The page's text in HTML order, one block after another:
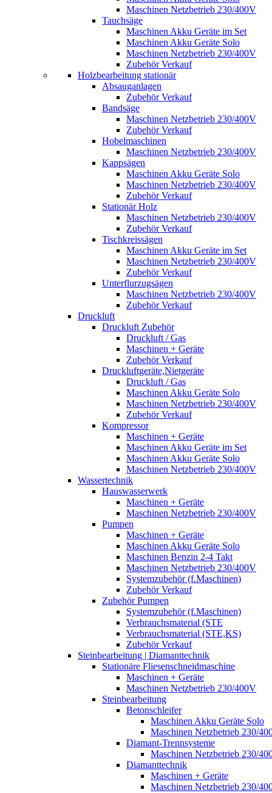
Maschinen Netzbetrieb 230/400V
Tauchsäge
Maschinen Akku Geräte im Set
Maschinen Akku Geräte Solo
Maschinen Netzbetrieb 230/400V
Zubehör Verkauf
Holzbearbeitung stationär
Absauganlagen
Zubehör Verkauf
Bandsäge
Maschinen Netzbetrieb 230/400V
Zubehör Verkauf
Hobelmaschinen
Maschinen Netzbetrieb 230/400V
Kappsägen
Maschinen Akku Geräte Solo
Maschinen Netzbetrieb 230/400V
Zubehör Verkauf
Stationär Holz
Maschinen Netzbetrieb 230/400V
Zubehör Verkauf
Tischkreissägen
Maschinen Akku Geräte im Set
Maschinen Netzbetrieb 230/400V
Zubehör Verkauf
Unterflurzugsägen
Maschinen Netzbetrieb 230/400V
Zubehör Verkauf
Druckluft
Druckluft Zubehör
Druckluft / Gas
Maschinen + Geräte
Zubehör Verkauf
Druckluftgeräte,Nietgeräte
Druckluft / Gas
Maschinen Akku Geräte Solo
Maschinen Netzbetrieb 230/400V
Zubehör Verkauf
Kompressor
Maschinen + Geräte
Maschinen Akku Geräte im Set
Maschinen Akku Geräte Solo
Maschinen Netzbetrieb 230/400V
Wassertechnik
Hauswasserwerk
Maschinen + Geräte
Maschinen Netzbetrieb 230/400V
Pumpen
Maschinen + Geräte
Maschinen Akku Geräte Solo
Maschinen Benzin 2-4 Takt
Maschinen Netzbetrieb 230/400V
Systemzubehör (f.Maschinen)
Zubehör Verkauf
Zubehör Pumpen
Systemzubehör (f.Maschinen)
Verbrauchsmaterial (STE
Verbrauchsmaterial (STE,KS)
Zubehör Verkauf
Steinbearbeitung | Diamanttechnik
Stationäre Fliesenschneidmaschine
Maschinen + Geräte
Maschinen Netzbetrieb 230/400V
Steinbearbeitung
Betonschleifer
Maschinen Akku Geräte Solo
Maschinen Netzbetrieb 230/
Diamant-Trennsysteme
Maschinen Netzbetrieb 230/
Diamanttechnik
Maschinen + Geräte
Maschinen Netzbetrieb 230/